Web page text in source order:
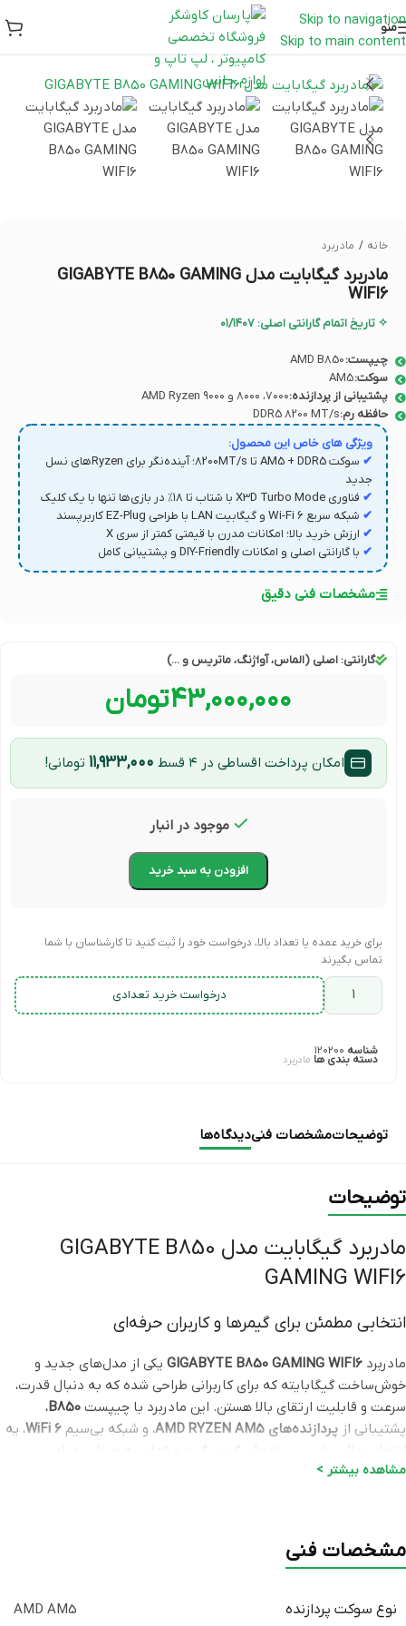
Skip to navigation
Skip to main content
منو
خانه / مادربرد
مادربرد گیگابایت مدل GIGABYTE B850 GAMING
WIFI6
✧ تاریخ اتمام گارانتی اصلی: ۰۱/۱۴۰۷
چیپست:AMD B850
سوکت:
پشتیبانی از پردازنده:۷۰۰۰، ۸۰۰۰ و ۹۰۰۰ AMD Ryzen
حافظه رم:DDR5 8200 MT/s
ویژگی های خاص این محصول:
✔
سوکت AM5 + DDR5 تا 8200MT/s؛ آینده‌نگر برای Ryzen‌های نسل
جدید
✔ فناوری X3D Turbo Mode با شتاب تا ۱۸٪ در بازی‌ها تنها با یک کلیک
✔ شبکه سریع Wi-Fi 6 و گیگابیت LAN با طراحی EZ-Plug کاربر‌پسند
✔ ارزش خرید بالا؛ امکانات مدرن با قیمتی کمتر از سری X
✔ با گارانتی اصلی و امکانات DIY-Friendly و پشتیبانی کامل
مشخصات فنی دقیق
گارانتی: اصلی (الماس، آواژنگ، ماتریس و ...)
۴۳,۰۰۰,۰۰۰تومان
امکان پرداخت اقساطی در ۴ قسط ۱۱,۹۳۳,۰۰۰ تومانی!
موجود در انبار
افزودن به سبد خرید
برای خرید عمده یا تعداد بالا، درخواست خود را ثبت کنید تا کارشناسان با شما
تماس بگیرند
درخواست خرید تعدادی
شناسه ۱۲۰۲۰۰
دسته بندی ها مادربرد
توضیحاتمشخصات فنیدیدگاه‌ها
توضیحات
مادربرد گیگابایت مدل GIGABYTE B850
GAMING WIFI6
انتخابی مطمئن برای گیمرها و کاربران حرفه‌ای
مادربرد GIGABYTE B850 GAMING WIFI6 یکی از مدل‌های جدید و
خوش‌ساخت گیگابایته که برای کاربرانی طراحی شده که به دنبال قدرت،
سرعت و قابلیت ارتقای بالا هستن. این مادربرد با چیپست B850،
پشتیبانی از پردازنده‌های AMD RYZEN AM5 ، و شبکه بی‌سیم WiFi 6، یه
انتخاب عالی برای سیستم‌های گیمینگ و حرفه‌ای به حساب میاد.
استحکام و ظاهر مدرن در کنار هم
قرمز گیمینگ، ظاهری چشم‌گیر داره و با هیت‌سینک‌های بزرگ روی مدار
مشاهده بیشتر >
مشخصات فنی
نوع سوکت پردازنده AMD AM5